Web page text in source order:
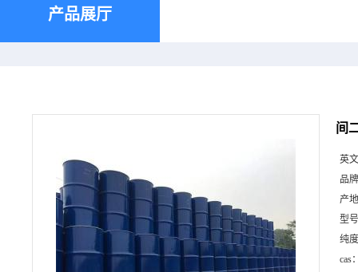
产品展厅
间
英
品
产
型
纯
cas